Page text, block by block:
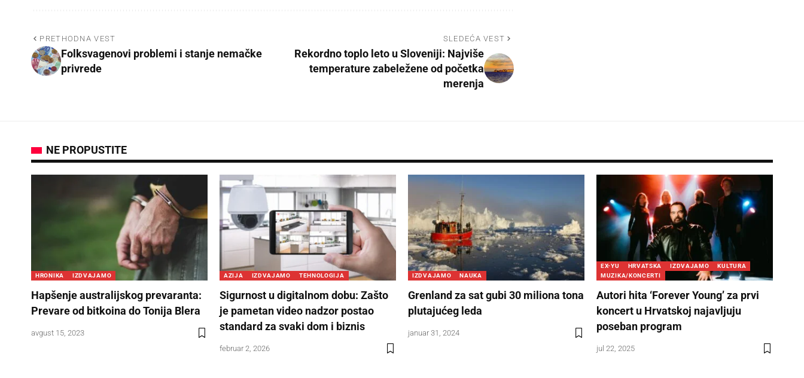
PRETHODNA VEST
Folksvagenovi problemi i stanje nemačke
privrede
SLEDEĆA VEST
Rekordno toplo leto u Sloveniji: Najviše
temperature zabeležene od početka
merenja
NE PROPUSTITE
HRONIKA IZDVAJAMO
Hapšenje australijskog prevaranta:
Prevare od bitkoina do Tonija Blera
avgust 15, 2023
AZIJA IZDVAJAMO TEHNOLOGIJA
Sigurnost u digitalnom dobu: Zašto
je pametan video nadzor postao
standard za svaki dom i biznis
februar 2, 2026
IZDVAJAMO NAUKA
Grenland za sat gubi 30 miliona tona
plutajućeg leda
januar 31, 2024
EX-YU HRVATSKA IZDVAJAMO
KULTURA
MUZIKA/KONCERTI
Autori hita ‘Forever Young’ za prvi
koncert u Hrvatskoj najavljuju
poseban program
jul 22, 2025